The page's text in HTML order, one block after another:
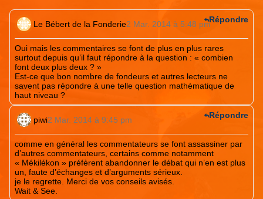
Le Bébert de la Fonderie2 Mar. 2014 à 5:48 pm
Oui mais les commentaires se font de plus en plus rares
surtout depuis qu’il faut répondre à la question : « combien
font deux plus deux ? »
Est-ce que bon nombre de fondeurs et autres lecteurs ne
savent pas répondre à une telle question mathématique de
haut niveau ?
Répondre
piwi2 Mar. 2014 à 9:45 pm
comme en général les commentateurs se font assassiner par
d’autres commentateurs, certains comme notamment
« Mékilékon » préfèrent abandonner le débat qui n’en est plus
un, faute d’échanges et d’arguments sérieux.
je le regrette. Merci de vos conseils avisés.
Wait & See.
Répondre